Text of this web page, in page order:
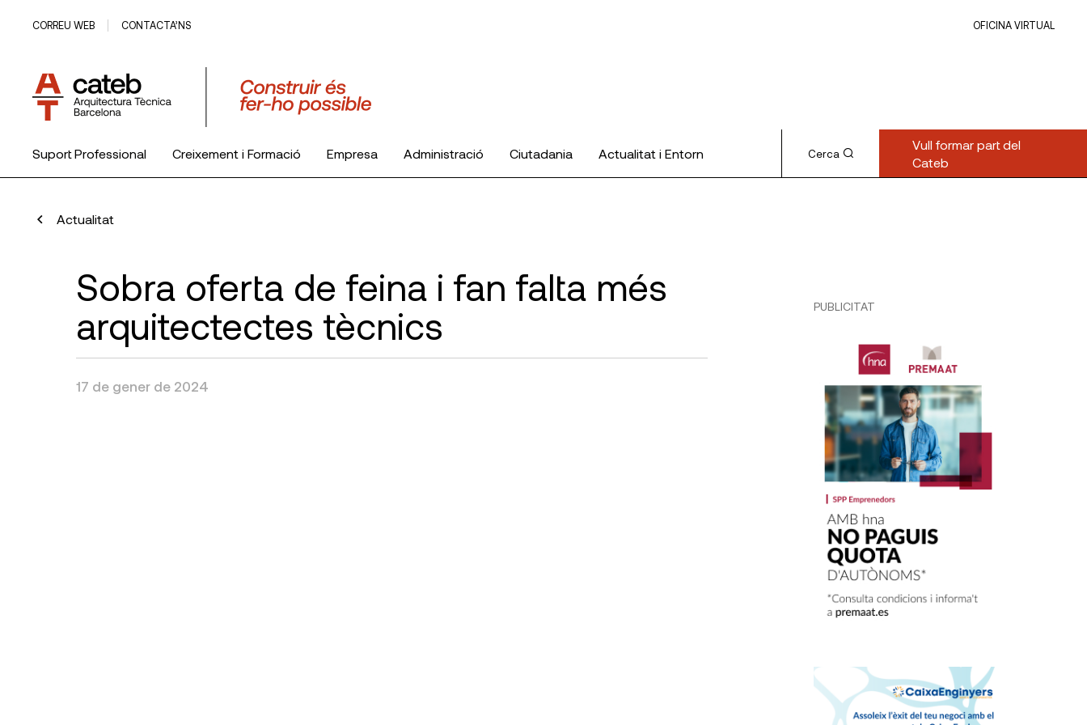
CORREU WEB CONTACTA’NS OFICINA VIRTUAL
Suport Professional Creixement i Formació Empresa Administració Ciutadania Actualitat i Entorn Cerca
Vull formar part del
Cateb
Actualitat
Sobra oferta de feina i fan falta més
arquitectectes tècnics
17 de gener de 2024
PUBLICITAT